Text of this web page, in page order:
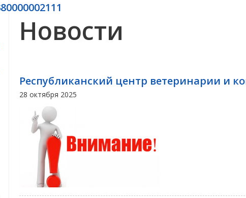
Новости
Республиканский центр ветеринарии и
28 октября 2025